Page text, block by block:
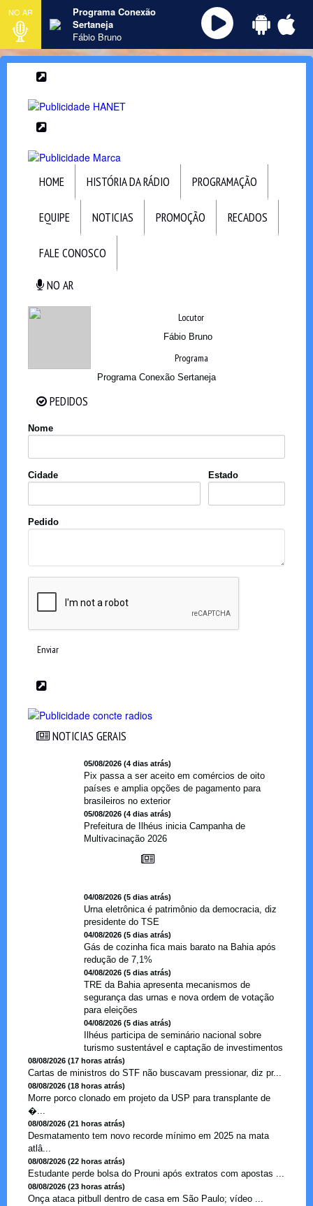
NO AR
Programa Conexão
Sertaneja
Fábio Bruno
HOME HISTÓRIA DA RÁDIO PROGRAMAÇÃO
EQUIPE NOTICIAS PROMOÇÃO RECADOS
FALE CONOSCO
NO AR
Locutor
Fábio Bruno
Programa
Programa Conexão Sertaneja
PEDIDOS
Nome
Cidade Estado
Pedido
Enviar
NOTICIAS GERAIS
05/08/2026 (4 dias atrás)
Pix passa a ser aceito em comércios de oito
países e amplia opções de pagamento para
brasileiros no exterior
05/08/2026 (4 dias atrás)
Prefeitura de Ilhéus inicia Campanha de
Multivacinação 2026
04/08/2026 (5 dias atrás)
Urna eletrônica é patrimônio da democracia, diz
presidente do TSE
04/08/2026 (5 dias atrás)
Gás de cozinha fica mais barato na Bahia após
redução de 7,1%
04/08/2026 (5 dias atrás)
TRE da Bahia apresenta mecanismos de
segurança das urnas e nova ordem de votação
para eleições
04/08/2026 (5 dias atrás)
Ilhéus participa de seminário nacional sobre
turismo sustentável e captação de investimentos
08/08/2026 (17 horas atrás)
Cartas de ministros do STF não buscavam pressionar, diz pr...
08/08/2026 (18 horas atrás)
Morre porco clonado em projeto da USP para transplante de
�...
08/08/2026 (21 horas atrás)
Desmatamento tem novo recorde mínimo em 2025 na mata
atlâ...
08/08/2026 (22 horas atrás)
Estudante perde bolsa do Prouni após extratos com apostas ...
08/08/2026 (23 horas atrás)
Onça ataca pitbull dentro de casa em São Paulo; vídeo ...